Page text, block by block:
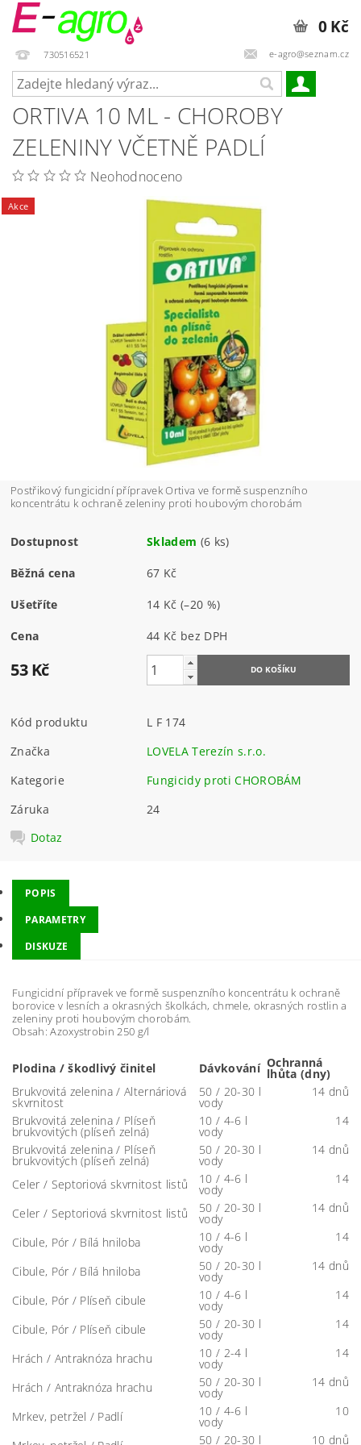
730516521 e-agro@seznam.cz
0 Kč
ORTIVA 10 ML - CHOROBY
ZELENINY VČETNĚ PADLÍ
Neohodnoceno
Akce
Postřikový fungicidní přípravek Ortiva ve formě suspenzního
koncentrátu k ochraně zeleniny proti houbovým chorobám
Dostupnost Skladem (6 ks)
Běžná cena 67 Kč
Ušetříte 14 Kč(–20 %)
Cena 44 Kč bez DPH
53 Kč
Kód produktu
L F 174
Značka
LOVELA Terezín s.r.o.
Kategorie
Fungicidy proti CHOROBÁM
Záruka
24
Dotaz
POPIS
PARAMETRY
DISKUZE
Fungicidní přípravek ve formě suspenzního koncentrátu k ochraně
borovice v lesních a okrasných školkách, chmele, okrasných rostlin a
zeleniny proti houbovým chorobám.
Obsah: Azoxystrobin 250 g/l
Plodina / škodlivý činitel Dávkování Ochranná
lhůta (dny)
Brukvovitá zelenina / Alternáriová
skvrnitost
50 / 20-30 l
vody
14 dnů
Brukvovitá zelenina / Plíseň
brukvovitých (plíseň zelná)
10 / 4-6 l
vody
14
Brukvovitá zelenina / Plíseň
brukvovitých (plíseň zelná)
50 / 20-30 l
vody
14 dnů
Celer / Septoriová skvrnitost listů 10 / 4-6 l
vody
14
Celer / Septoriová skvrnitost listů 50 / 20-30 l
vody
14 dnů
Cibule, Pór / Bílá hniloba 10 / 4-6 l
vody
14
Cibule, Pór / Bílá hniloba 50 / 20-30 l
vody
14 dnů
Cibule, Pór / Plíseň cibule 10 / 4-6 l
vody
14
Cibule, Pór / Plíseň cibule 50 / 20-30 l
vody
14
Hrách / Antraknóza hrachu 10 / 2-4 l
vody
14
Hrách / Antraknóza hrachu 50 / 20-30 l
vody
14 dnů
Mrkev, petržel / Padlí 10 / 4-6 l
vody
10
50 / 20-30 l 10 dnů